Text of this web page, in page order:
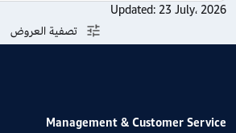
Updated: 23 July، 2026
تصفية العروض
Management & Customer Service